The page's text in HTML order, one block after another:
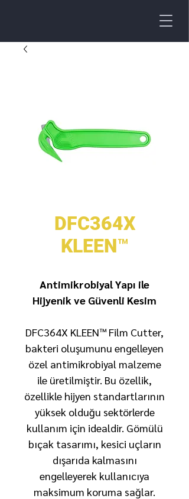
DFC364X
KLEEN™
Antimikrobiyal Yapı ile
Hijyenik ve Güvenli Kesim
DFC364X KLEEN™ Film Cutter,
bakteri oluşumunu engelleyen
özel antimikrobiyal malzeme
ile üretilmiştir. Bu özellik,
özellikle hijyen standartlarının
yüksek olduğu sektörlerde
kullanım için idealdir. Gömülü
bıçak tasarımı, kesici uçların
dışarıda kalmasını
engelleyerek kullanıcıya
maksimum koruma sağlar.